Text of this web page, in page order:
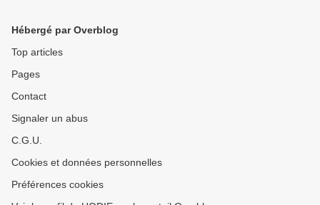
Hébergé par Overblog
Top articles
Pages
Contact
Signaler un abus
C.G.U.
Cookies et données personnelles
Préférences cookies